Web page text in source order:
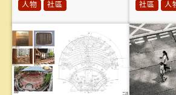
人物 社區 社區 人